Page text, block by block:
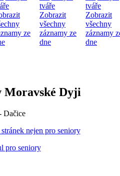
ze
tváře
Zobrazit
všechny
záznamy ze
dne
tváře
Zobrazit
všechny
záznamy
dne
Moravské Dyji
nejen pro seniory